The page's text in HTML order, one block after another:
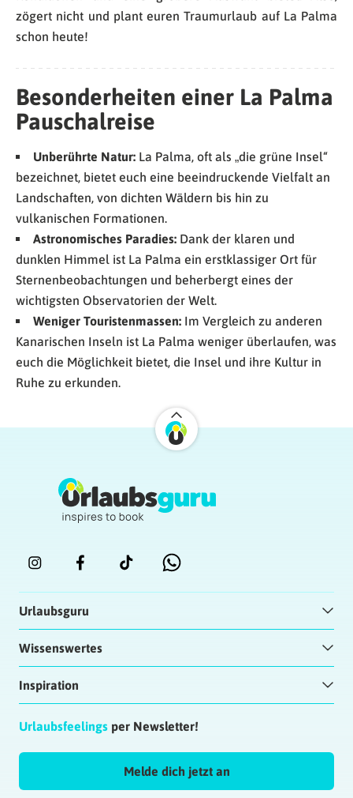
zögert nicht und plant euren Traumurlaub auf La Palma
schon heute!
Besonderheiten einer La Palma
Pauschalreise
Unberührte Natur: La Palma, oft als „die grüne Insel“
bezeichnet, bietet euch eine beeindruckende Vielfalt an
Landschaften, von dichten Wäldern bis hin zu
vulkanischen Formationen.
Astronomisches Paradies: Dank der klaren und
dunklen Himmel ist La Palma ein erstklassiger Ort für
Sternenbeobachtungen und beherbergt eines der
wichtigsten Observatorien der Welt.
Weniger Touristenmassen: Im Vergleich zu anderen
Kanarischen Inseln ist La Palma weniger überlaufen, was
euch die Möglichkeit bietet, die Insel und ihre Kultur in
Ruhe zu erkunden.
Urlaubsguru
Wissenswertes
Inspiration
Urlaubsfeelings per Newsletter!
Melde dich jetzt an